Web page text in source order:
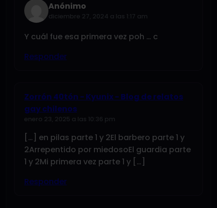
Anónimo
diciembre 27, 2024 a las 1:17 am
Y cuál fue esa primera vez poh … c
Responder
Zorrón 40tón - Kyunix - Blog de relatos
gay chilenos
enero 23, 2025 a las 10:36 pm
[…] en pilas parte 1 y 2El barbero parte 1 y
2Arrepentido por miedosoEl guardia parte
1 y 2Mi primera vez parte 1 y […]
Responder